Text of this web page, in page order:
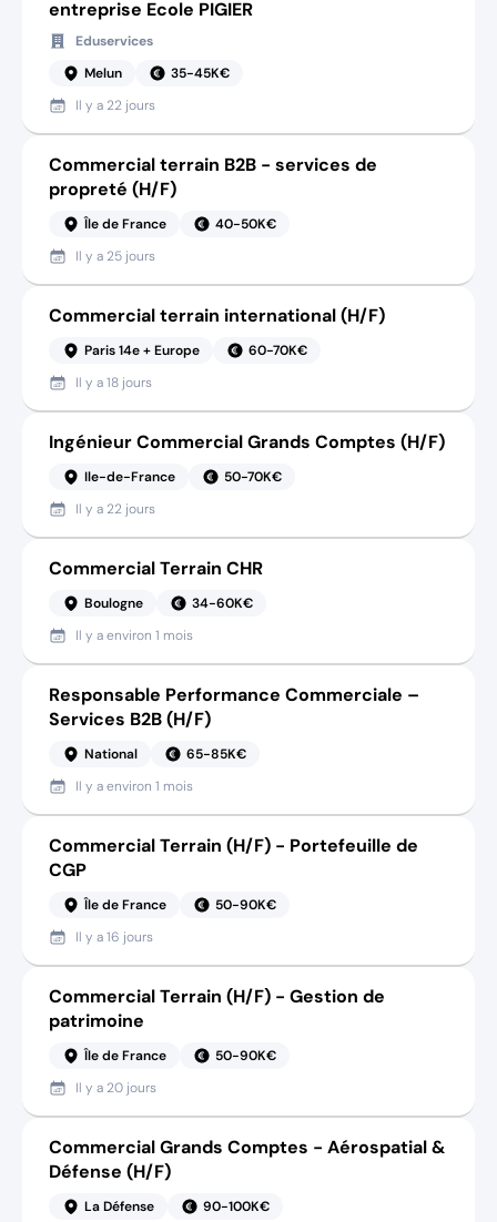
entreprise Ecole PIGIER
Eduservices
Melun
35-45K€
Il y a 22 jours
Commercial terrain B2B - services de
propreté (H/F)
Île de France
40-50K€
Il y a 25 jours
Commercial terrain international (H/F)
Paris 14e + Europe
60-70K€
Il y a18 jours
Ingénieur Commercial Grands Comptes (H/F)
Ile-de-France
50-70K€
Il y a 22 jours
Commercial Terrain CHR
Boulogne
34-60K€
Il y aenviron 1 mois
Responsable Performance Commerciale –
Services B2B (H/F)
National
65-85K€
Il y aenviron 1 mois
Commercial Terrain (H/F) - Portefeuille de
CGP
Île de France
50-90K€
Il y a16 jours
Commercial Terrain (H/F) - Gestion de
patrimoine
Île de France
50-90K€
Il y a 20 jours
Commercial Grands Comptes - Aérospatial &
Défense (H/F)
La Défense 90-100K€